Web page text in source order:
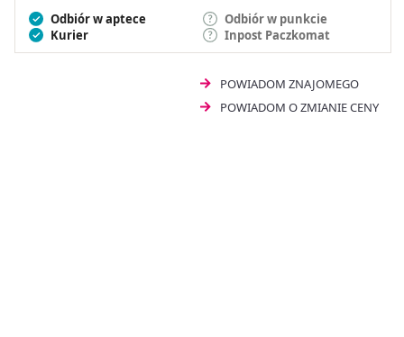
Odbiór w aptece
Odbiór w punkcie
Kurier
Inpost Paczkomat
POWIADOM ZNAJOMEGO
POWIADOM O ZMIANIE CENY